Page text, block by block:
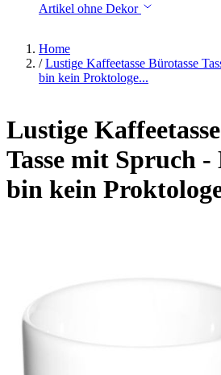
Artikel ohne Dekor
Home
/ Lustige Kaffeetasse Bürotasse
bin kein Proktologe...
Lustige
Tasse mit Spruch
bin kein